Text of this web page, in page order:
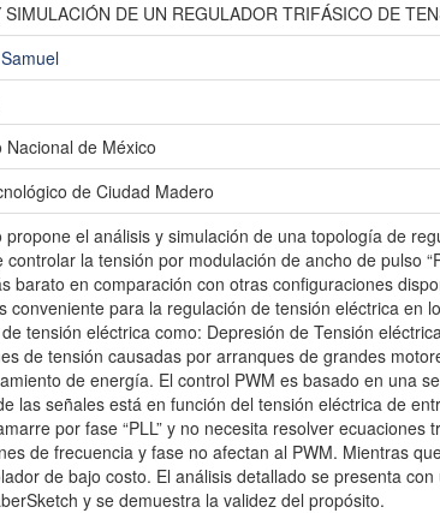
SIMULACIÓN DE UN REGULADOR TRIFÁSICO DE
Nacional de México
de Ciudad Madero
propone el análisis y simulación de una topología de
controlar la tensión por modulación de ancho de pulso
barato en comparación con otras configuraciones
conveniente para la regulación de tensión eléctrica en
tensión eléctrica como: Depresión de Tensión
de tensión causadas por arranques de grandes
de energía. El control PWM es basado en una
las señales está en función del tensión eléctrica de
por fase “PLL” y no necesita resolver
de frecuencia y fase no afectan al PWM. Mientras
de bajo costo. El análisis detallado se presenta
y se demuestra la validez del propósito.